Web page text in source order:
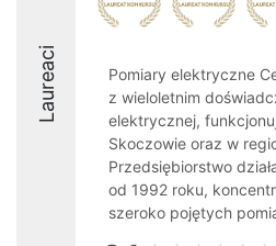
Laureaci
Pomiary elektryczne
z wieloletnim
elektrycznej,
Skoczowie oraz w
Przedsiębiorstwo
od 1992 roku,
szeroko pojętych